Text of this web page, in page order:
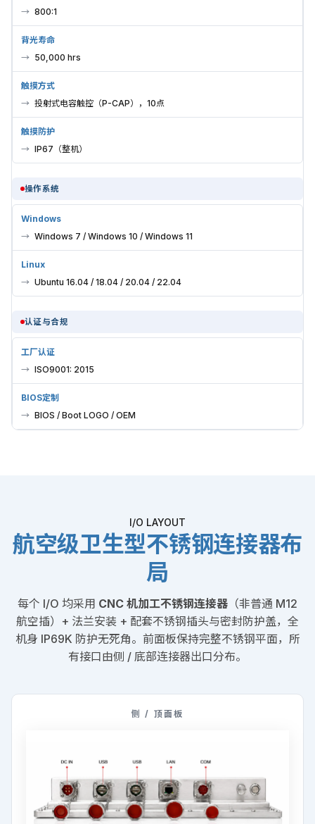
800:1
背光寿命
50,000 hrs
触摸方式
投射式电容触控（P-CAP），10点
触摸防护
IP67（整机）
操作系统
Windows
Windows 7 / Windows 10 / Windows 11
Linux
Ubuntu 16.04 / 18.04 / 20.04 / 22.04
认证与合规
工厂认证
ISO9001: 2015
BIOS定制
BIOS / Boot LOGO / OEM
I/O LAYOUT
航空级卫生型不锈钢连接器布
局
每个 I/O 均采用 CNC 机加工不锈钢连接器 （非普通 M12
航空插）+ 法兰安装 + 配套不锈钢插头与密封防护盖，全
机身 IP69K 防护无死角。前面板保持完整不锈钢平面，所
有接口由侧 / 底部连接器出口分布。
侧 / 顶面板